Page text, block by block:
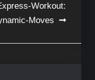
Workout:
Moves